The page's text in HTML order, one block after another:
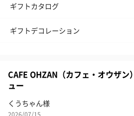
ギフトカタログ
ギフトデコレーション
CAFE OHZAN（カフェ・オウザン
ュー
くうちゃん様
2026/07/15